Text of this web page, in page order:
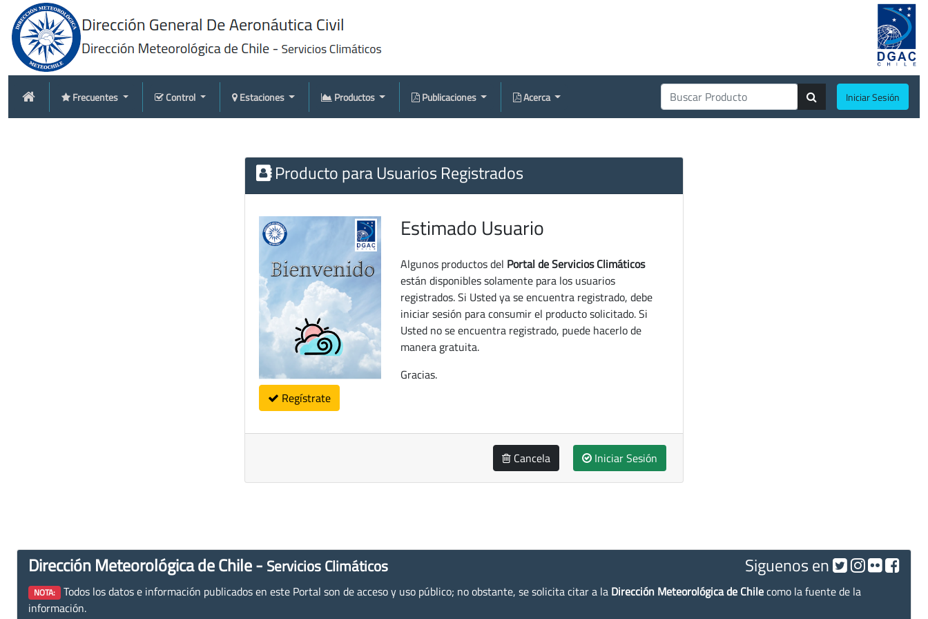
Frecuentes Control Estaciones Productos Publicaciones Acerca Iniciar Sesión
Producto para Usuarios Registrados
Regístrate
Estimado Usuario
Algunos productos del Portal de Servicios Climáticos
están disponibles solamente para los usuarios
registrados. Si Usted ya se encuentra registrado, debe
iniciar sesión para consumir el producto solicitado. Si
Usted no se encuentra registrado, puede hacerlo de
manera gratuita.
Gracias.
Cancela Iniciar Sesión
Dirección Meteorológica de Chile - Servicios Climáticos Siguenos en
NOTA: Todos los datos e información publicados en este Portal son de acceso y uso público; no obstante, se solicita citar a la Dirección Meteorológica de Chilecomo la fuente de la
información.